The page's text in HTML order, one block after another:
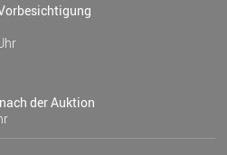
der Auktion